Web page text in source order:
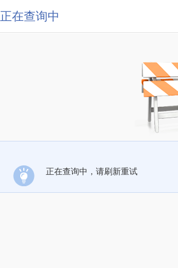
正在查询中
正在查询中，请刷新重试